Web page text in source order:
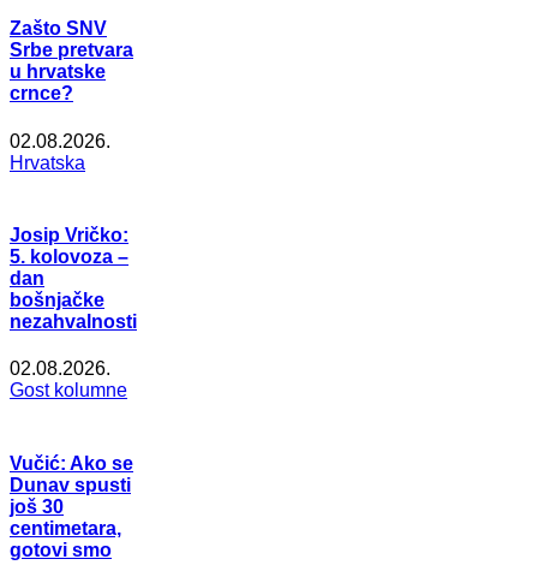
Zašto SNV
Srbe pretvara
u hrvatske
crnce?
02.08.2026.
Hrvatska
Josip Vričko:
5. kolovoza –
dan
bošnjačke
nezahvalnosti
02.08.2026.
Gost kolumne
Vučić: Ako se
Dunav spusti
još 30
centimetara,
gotovi smo